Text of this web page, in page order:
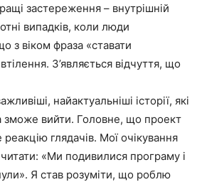
застереження – внутрішній
випадків, коли люди
з віком фраза «ставати
З’являється відчуття, що
найактуальніші історії, які
вийти. Головне, що проект
глядачів. Мої очікування
«Ми подивилися програму і
Я став розуміти, що роблю